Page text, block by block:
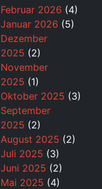
Februar 2026 (4)
Januar 2026 (5)
Dezember
2025 (2)
November
2025 (1)
Oktober 2025 (3)
September
2025 (2)
August 2025 (2)
Juli 2025 (3)
Juni 2025 (2)
Mai 2025 (4)